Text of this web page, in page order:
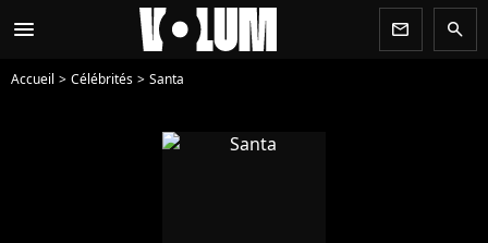
menu newsletter search
Accueil Célébrités Santa